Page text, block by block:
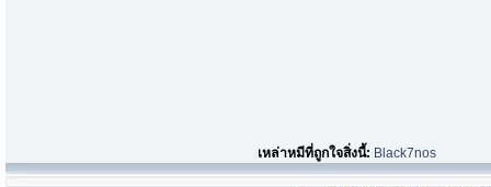
เหล่าหมีที่ถูกใจสิ่งนี้: Black7nos